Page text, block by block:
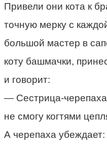
Привели они кота к
точную мерку с
большой мастер в
коту башмачки,
и говорит:
— Сестрица-
не смогу когтями
А черепаха убеждает: